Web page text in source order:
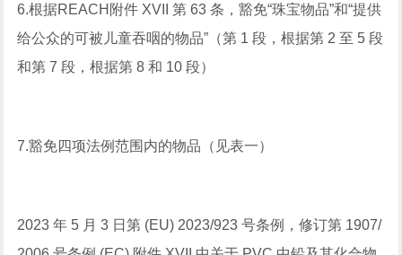
6.根据REACH附件 XVII 第 63 条，豁免“珠宝物品”和“提供
给公众的可被儿童吞咽的物品”（第 1 段，根据第 2 至 5 段
和第 7 段，根据第 8 和 10 段）
7.豁免四项法例范围内的物品（见表一）
2023 年 5 月 3 日第 (EU) 2023/923 号条例，修订第 1907/